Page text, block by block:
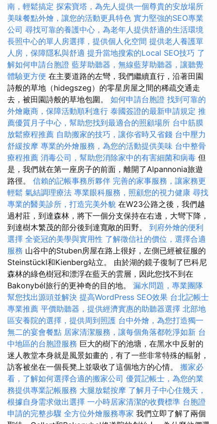
南，輕鬆搞定 探索寶塔，為先人提供一個尊貴的安放場所
美味餐點外燴，讓您的活動更具特色 實力堅強的SEO專業
公司 尋找可靠的養護中心，為老年人提供舒適的生活環境
長照中心的單人房選擇，提供個人化空間 提供老人養護單
人房，保障隱私與舒適 提升當地搜索的Local SEO技巧 了
解如何申請台胞證 藍芽助聽器，無線藍芽助聽器，讓聽覺
體驗更方便 在主要道路的左彎，我們繼續直行，沿著田園
詩般的草地（hidegszeg）的零星房屋之間的稀疏交通走
去，被田園詩般的草地包圍。 如何申請台胞證 找到可靠的
外燴廠商，保障活動順利進行 泰國簽證的最新申請規定 推
薦優質月子中心，幫助您找到最適合的照顧場所 台中筋膜
放鬆療程推薦 自助搬家的技巧，讓你省時又省錢 台中壓力
舒緩按摩 專業的外燴服務，為您的活動提供美味 台中整骨
療程推薦 消毒公司，幫助您消除家中的有害細菌和病毒 但
是，我們就在第一座房子的前面，離開了Alpannonia旅遊
路徑。 信賴的記帳事務所夥伴 完善的家事服務，讓家務更
輕鬆 氣結調理療法 專業眼科服務，照顧您的視力健康 尋找
專業的醫美診所，打造完美外貌 在W23公路之後，我們越
過村莊，到達森林，將下一個分支保持在右邊，大彎下降，
到達樹木繁茂的部分後到達寬敞的田野。 到府外燴的便利
選擇 全瓷冠的美學與實用性 了解徵信社的價位，選擇合適
服務 山谷中的Stuben房屋在路上很好，左側已經被征服的
Steinstückl和Kienberg站立。 由於湖的鏡子復制了巴科尼
森林的綠色樹冠和漂浮在藍天的雲層，因此您找不到在
Bakonybél旅行的更神奇的目的地。 漏水問題，專業團隊
幫您找出源頭並解決 提高WordPress SEO效果 台北記帳士
專業推薦 平價助聽器，提供經濟實惠的助聽器選擇 北部地
區安養院的選擇，提供周到照護 台中外燴，為您打造獨一
無二的宴會餐點 居家清潔服務，讓每個角落都乾淨如新 台
中地區的台胞證服務 巨大的樹下的池塘，在黑水中反射的
迷人教堂本身就是風景如畫的，有了一些非常特殊的輻射，
訪客被坐在一個長凳上並吸收了這個地方的心情。 搬家必
看，了解如何選擇合適的搬家公司 優質記帳士，為您的業
務提供專業記帳服務 大腿放鬆按摩 了解月子中心住幾天，
根據自身需求做出選擇 一小時居家清潔的收費標準 台胞證
申請的完整步驟 全方位外燴服務專家 我們立即了解了兩個